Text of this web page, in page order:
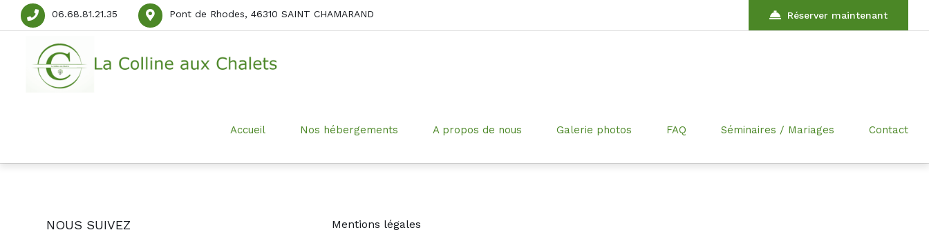
06.68.81.21.35 Pont de Rhodes, 46310 SAINT CHAMARAND Réserver maintenant
Accueil Nos hébergements A propos de nous Galerie photos FAQ Séminaires / Mariages Contact
NOUS SUIVEZ
Mentions légales